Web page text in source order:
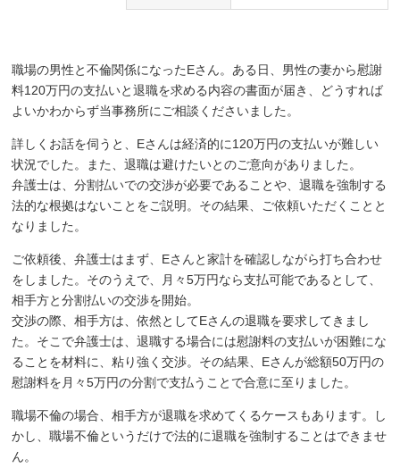
職場の男性と不倫関係になったEさん。ある日、男性の妻から慰謝
料120万円の支払いと退職を求める内容の書面が届き、どうすれば
よいかわからず当事務所にご相談くださいました。
詳しくお話を伺うと、Eさんは経済的に120万円の支払いが難しい
状況でした。また、退職は避けたいとのご意向がありました。
弁護士は、分割払いでの交渉が必要であることや、退職を強制する
法的な根拠はないことをご説明。その結果、ご依頼いただくことと
なりました。
ご依頼後、弁護士はまず、Eさんと家計を確認しながら打ち合わせ
をしました。そのうえで、月々5万円なら支払可能であるとして、
相手方と分割払いの交渉を開始。
交渉の際、相手方は、依然としてEさんの退職を要求してきまし
た。そこで弁護士は、退職する場合には慰謝料の支払いが困難にな
ることを材料に、粘り強く交渉。その結果、Eさんが総額50万円の
慰謝料を月々5万円の分割で支払うことで合意に至りました。
職場不倫の場合、相手方が退職を求めてくるケースもあります。し
かし、職場不倫というだけで法的に退職を強制することはできませ
ん。